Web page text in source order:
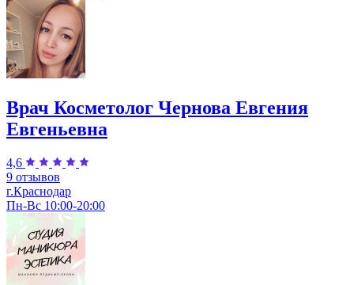
Врач Косметолог Чернова Евгения
Евгеньевна
4,6
9 отзывов
г.Краснодар
Пн-Вс 10:00-20:00